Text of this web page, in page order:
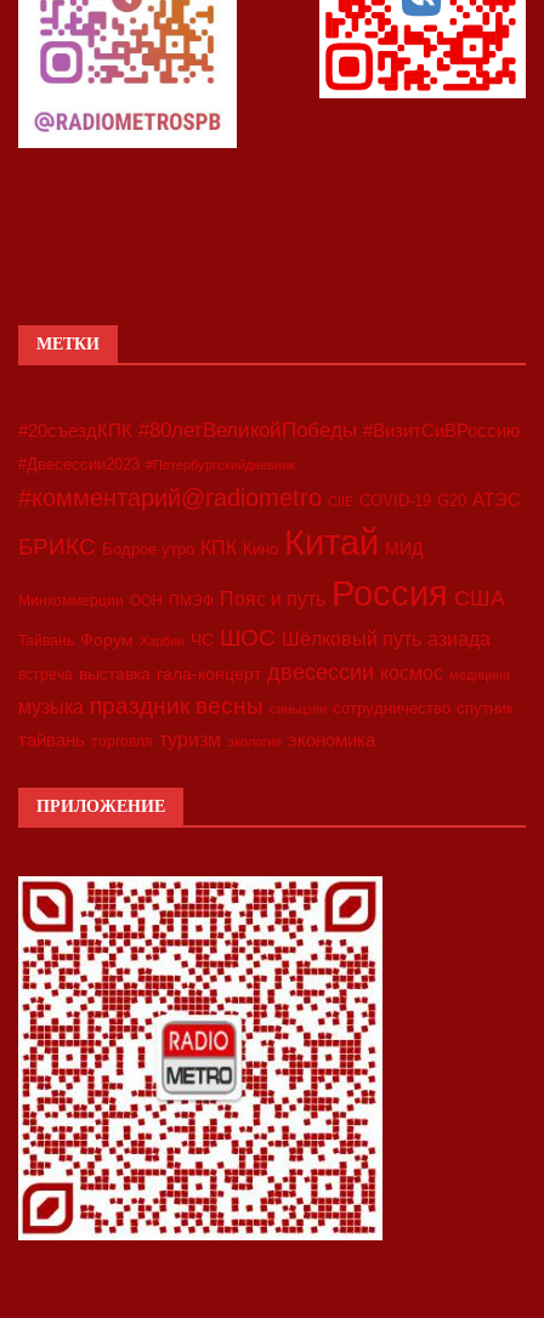
МЕТКИ
#20съездКПК #80летВеликойПобеды #ВизитСиВРоссию
#Двесессии2023 #Петербургскийдневник
#комментарий@radiometro CIIE COVID-19 G20 АТЭС
БРИКС Бодрое утро КПК Кино Китай МИД
Минкоммерции ООН ПМЭФ Пояс и путь Россия США
Тайвань Форум Харбин ЧС ШОС Шёлковый путь азиада
встреча выставка гала-концерт двесессии космос медицина
музыка праздник весны синьцзян сотрудничество спутник
тайвань торговля туризм экология экономика
ПРИЛОЖЕНИЕ